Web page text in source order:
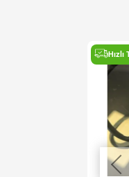
Hızlı